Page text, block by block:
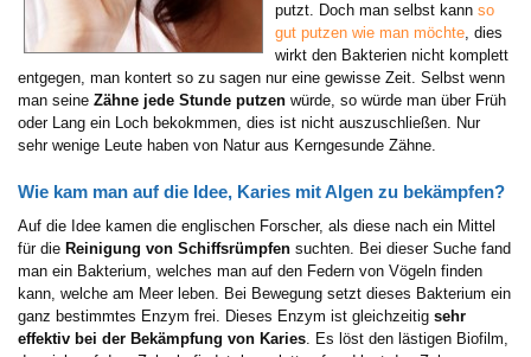
putzt. Doch man selbst kann so
gut putzen wie man möchte, dies
wirkt den Bakterien nicht komplett
entgegen, man kontert so zu sagen nur eine gewisse Zeit. Selbst wenn
man seine Zähne jede Stunde putzen würde, so würde man über Früh
oder Lang ein Loch bekokmmen, dies ist nicht auszuschließen. Nur
sehr wenige Leute haben von Natur aus Kerngesunde Zähne.
Wie kam man auf die Idee, Karies mit Algen zu bekämpfen?
Auf die Idee kamen die englischen Forscher, als diese nach ein Mittel
für die Reinigung von Schiffsrümpfen suchten. Bei dieser Suche fand
man ein Bakterium, welches man auf den Federn von Vögeln finden
kann, welche am Meer leben. Bei Bewegung setzt dieses Bakterium ein
ganz bestimmtes Enzym frei. Dieses Enzym ist gleichzeitig sehr
effektiv bei der Bekämpfung von Karies. Es löst den lästigen Biofilm,